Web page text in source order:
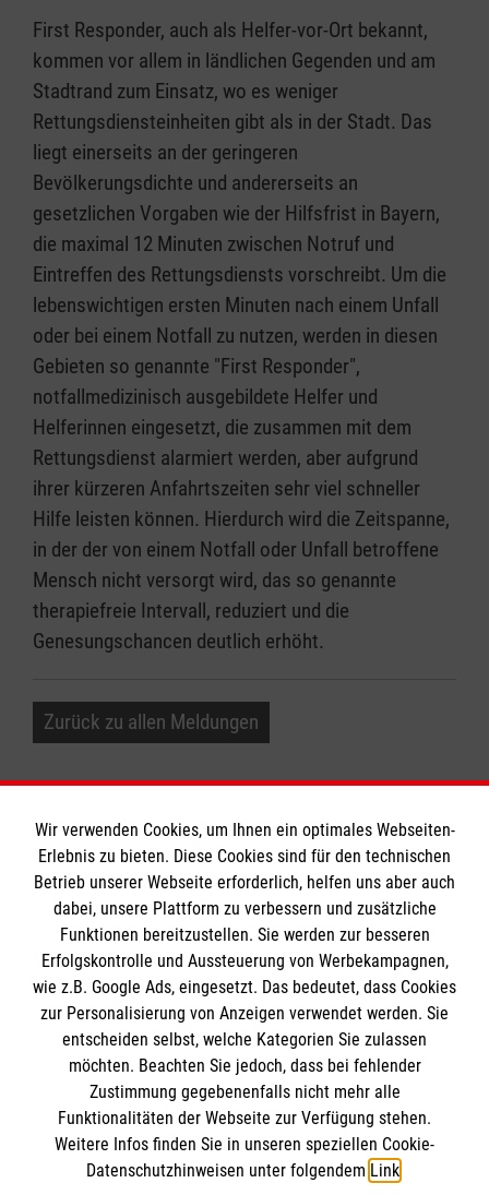
First Responder, auch als Helfer-vor-Ort bekannt,
kommen vor allem in ländlichen Gegenden und am
Stadtrand zum Einsatz, wo es weniger
Rettungsdiensteinheiten gibt als in der Stadt. Das
liegt einerseits an der geringeren
Bevölkerungsdichte und andererseits an
gesetzlichen Vorgaben wie der Hilfsfrist in Bayern,
die maximal 12 Minuten zwischen Notruf und
Eintreffen des Rettungsdiensts vorschreibt. Um die
lebenswichtigen ersten Minuten nach einem Unfall
oder bei einem Notfall zu nutzen, werden in diesen
Gebieten so genannte "First Responder",
notfallmedizinisch ausgebildete Helfer und
Helferinnen eingesetzt, die zusammen mit dem
Rettungsdienst alarmiert werden, aber aufgrund
ihrer kürzeren Anfahrtszeiten sehr viel schneller
Hilfe leisten können. Hierdurch wird die Zeitspanne,
in der der von einem Notfall oder Unfall betroffene
Mensch nicht versorgt wird, das so genannte
therapiefreie Intervall, reduziert und die
Genesungschancen deutlich erhöht.
Zurück zu allen Meldungen
Informationen
Impressum
Datenschutz
Kontakt
Barrierefreiheit
Die Malteser
Malteser in Deutschland
Malteserorden
Sharepoint
Spendenkonto
Wir verwenden Cookies, um Ihnen ein optimales Webseiten-
Erlebnis zu bieten. Diese Cookies sind für den technischen
Betrieb unserer Webseite erforderlich, helfen uns aber auch
dabei, unsere Plattform zu verbessern und zusätzliche
Funktionen bereitzustellen. Sie werden zur besseren
Erfolgskontrolle und Aussteuerung von Werbekampagnen,
wie z.B. Google Ads, eingesetzt. Das bedeutet, dass Cookies
zur Personalisierung von Anzeigen verwendet werden. Sie
entscheiden selbst, welche Kategorien Sie zulassen
möchten. Beachten Sie jedoch, dass bei fehlender
Zustimmung gegebenenfalls nicht mehr alle
Funktionalitäten der Webseite zur Verfügung stehen.
Weitere Infos finden Sie in unseren speziellen Cookie-
Datenschutzhinweisen unter folgendem Link.